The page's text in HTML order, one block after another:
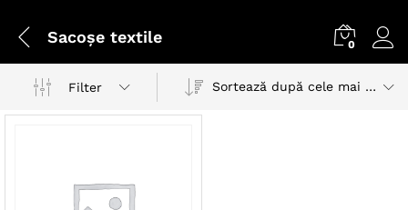
Sacoșe textile 0
Filter Sortează după cele mai recente